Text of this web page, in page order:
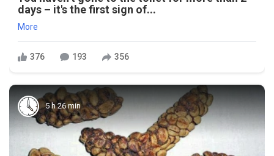
days – it's the first sign of...
More
376 193 356
5 h 26 min